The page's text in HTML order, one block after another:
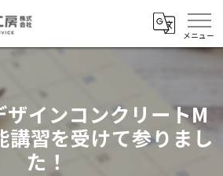
ザインコンクリートM
講習を受けて参りまし
た！